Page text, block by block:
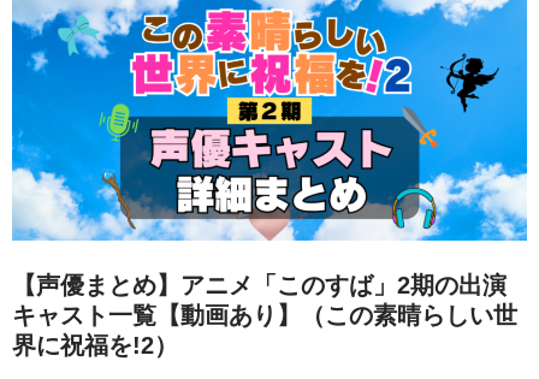
【声優まとめ】アニメ「このすば」2期の出演
キャスト一覧【動画あり】（この素晴らしい世
界に祝福を!2）